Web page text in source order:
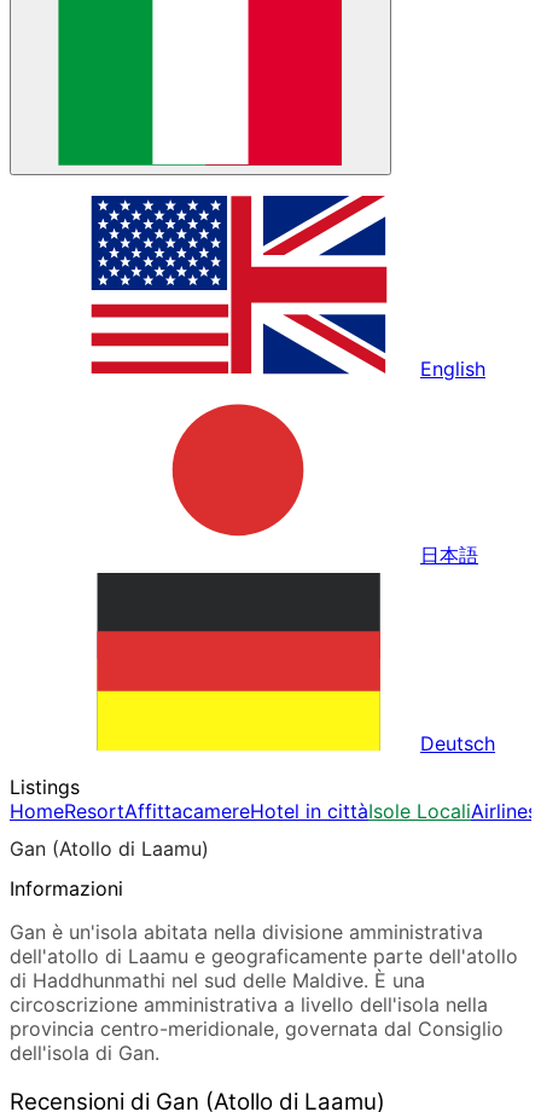
English
日本語
Deutsch
Listings
HomeResortAffittacamereHotel in cittàIsole LocaliAirlines
Gan (Atollo di Laamu)
Informazioni
Gan è un'isola abitata nella divisione amministrativa
dell'atollo di Laamu e geograficamente parte dell'atollo
di Haddhunmathi nel sud delle Maldive. È una
circoscrizione amministrativa a livello dell'isola nella
provincia centro-meridionale, governata dal Consiglio
dell'isola di Gan.
Recensioni di Gan (Atollo di Laamu)